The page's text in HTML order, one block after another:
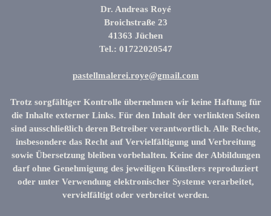
Dr. Andreas Royé
Broichstraße 23
41363 Jüchen
Tel.: 01722020547
pastellmalerei.roye@gmail.com
Trotz sorgfältiger Kontrolle übernehmen wir keine Haftung für
die Inhalte externer Links. Für den Inhalt der verlinkten Seiten
sind ausschließlich deren Betreiber verantwortlich. Alle Rechte,
insbesondere das Recht auf Vervielfältigung und Verbreitung
sowie Übersetzung bleiben vorbehalten. Keine der Abbildungen
darf ohne Genehmigung des jeweiligen Künstlers reproduziert
oder unter Verwendung elektronischer Systeme verarbeitet,
vervielfältigt oder verbreitet werden.